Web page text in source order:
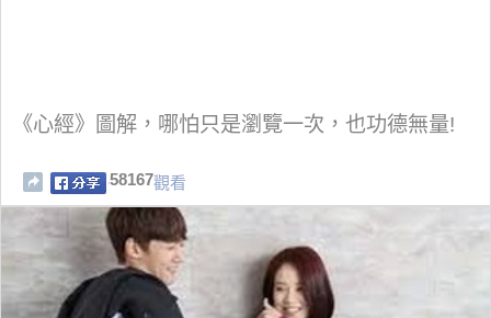
《心經》圖解，哪怕只是瀏覽一次，也功德無量!
58167觀看